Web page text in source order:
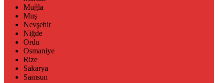
Muğla
Muş
Nevşehir
Niğde
Ordu
Osmaniye
Rize
Sakarya
Samsun